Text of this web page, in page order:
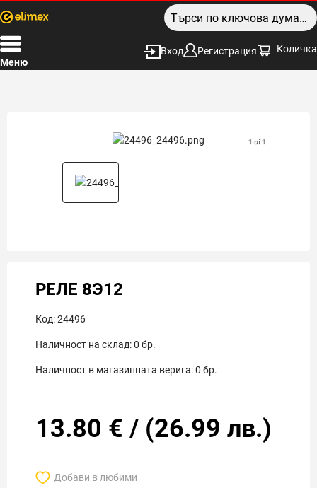
Меню
Вход Регистрация Количка
1 of 1
РЕЛЕ 8Э12
Код:24496
Наличност на склад:0 бр.
Наличност в магазинната верига:0 бр.
13.80 € / (26.99 лв.)
Добави в любими